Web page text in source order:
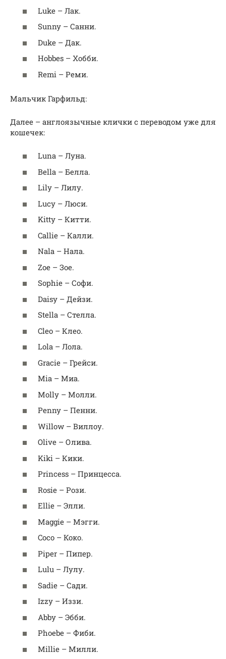
Luke – Лак.
Sunny – Санни.
Duke – Дак.
Hobbes – Хобби.
Remi – Реми.
Мальчик Гарфильд:
Далее – англоязычные клички с переводом уже для
кошечек:
Luna – Луна.
Bella – Белла.
Lily – Лилу.
Lucy – Люси.
Kitty – Китти.
Callie – Калли.
Nala – Нала.
Zoe – Зое.
Sophie – Софи.
Daisy – Дейзи.
Stella – Стелла.
Cleo – Клео.
Lola – Лола.
Gracie – Грейси.
Mia – Миа.
Molly – Молли.
Penny – Пенни.
Willow – Виллоу.
Olive – Олива.
Kiki – Кики.
Princess – Принцесса.
Rosie – Рози.
Ellie – Элли.
Maggie – Мэгги.
Coco – Коко.
Piper – Пипер.
Lulu – Лулу.
Sadie – Сади.
Izzy – Иззи.
Abby – Эбби.
Phoebe – Фиби.
Millie – Милли.